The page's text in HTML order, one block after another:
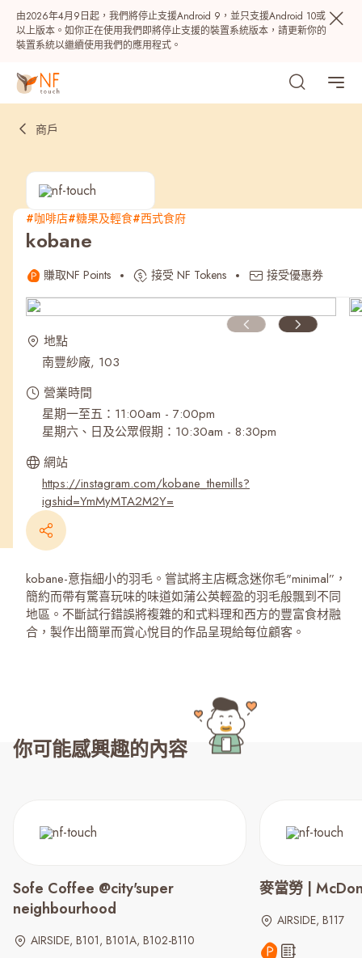
由2026年4月9日起，我們將停止支援Android 9，並只支援Android 10或
以上版本。如你正在使用我們即將停止支援的裝置系統版本，請更新你的
裝置系統以繼續使用我們的應用程式。
熱門
最近搜尋紀錄
商戶
#咖啡店#糖果及輕食#西式食府
kobane
賺取NF Points 接受 NF Tokens 接受優惠券
地點
南豐紗廠, 103
營業時間
星期一至五：11:00am - 7:00pm
星期六、日及公眾假期：10:30am - 8:30pm
網站
https://instagram.com/kobane_themills?
igshid=YmMyMTA2M2Y=
kobane-意指細小的羽毛。嘗試將主店概念迷你毛"minimal”，
簡約而帶有驚喜玩味的味道如蒲公英輕盈的羽毛般飄到不同
地區。不斷試行錯誤將複雜的和式料理和西方的豐富食材融
合，製作出簡單而賞心悅目的作品呈現給每位顧客。
你可能感興趣的內容
Sofe Coffee @city'super
neighbourhood
AIRSIDE, B101, B101A, B102-B110
麥當勞 |
AIRSIDE, B117